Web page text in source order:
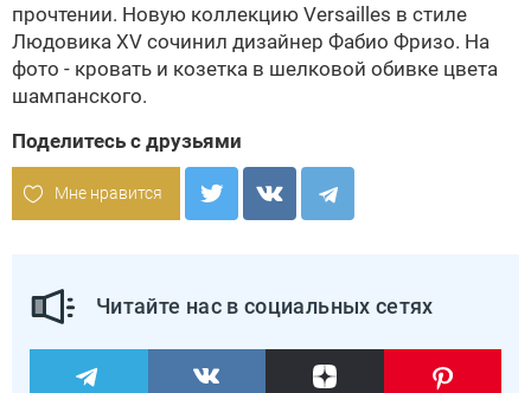
прочтении. Новую коллекцию Versailles в стиле
Людовика XV сочинил дизайнер Фабио Фризо. На
фото - кровать и козетка в шелковой обивке цвета
шампанского.
Поделитесь с друзьями
Мне нравится
Читайте нас в социальных сетях